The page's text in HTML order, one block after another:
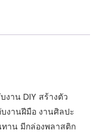
งาน DIY สร้างตัว
งานฝีมือ งานศิลปะ
าน มีกล่องพลาสติก